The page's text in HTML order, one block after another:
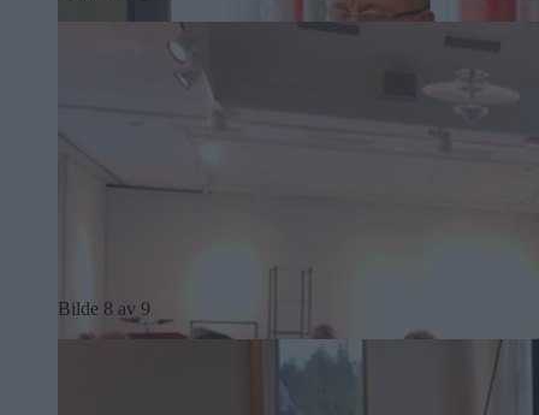
Bilde 8 av 9